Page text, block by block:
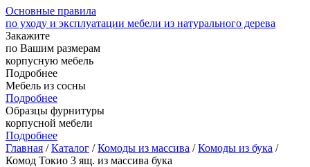
Основные правила
по уходу и эксплуатации мебели из натурального дерева
Закажите
по Вашим размерам
корпусную мебель
Подробнее
Мебель из сосны
Подробнее
Образцы фурнитуры
корпусной мебели
Подробнее
Главная /Каталог /Комоды из массива /Комоды из бука /
Комод Токио 3 ящ. из массива бука